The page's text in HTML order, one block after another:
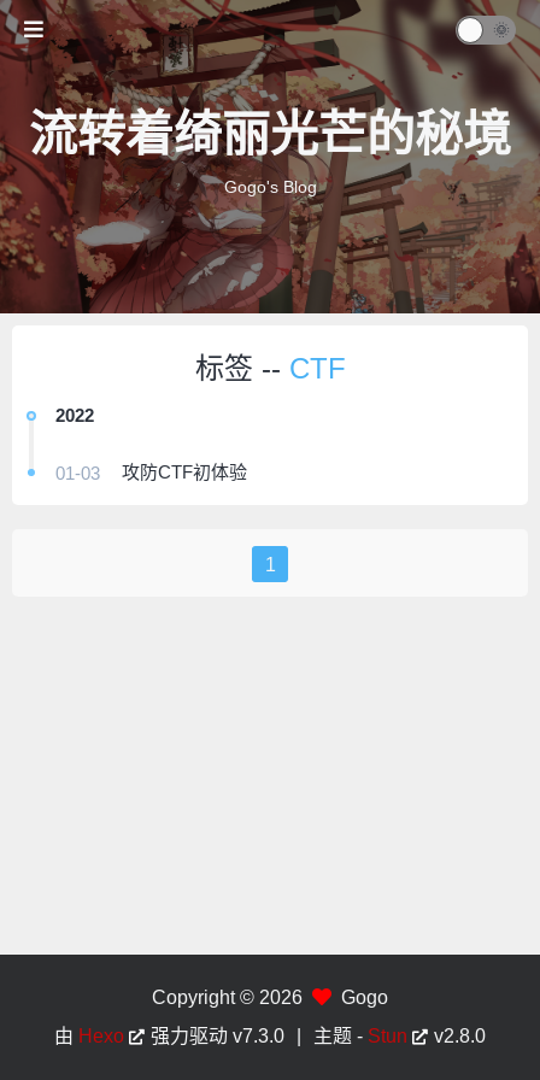
流转着绮丽光芒的秘境
Gogo's Blog
标签 -- CTF
2022
01-03 攻防CTF初体验
1
Copyright © 2026
Gogo
由 Hexo 强力驱动 v7.3.0 主题 - Stun v2.8.0